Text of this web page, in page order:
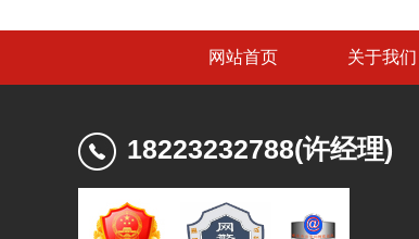
网站首页 关于我们
18223232788(许经理)